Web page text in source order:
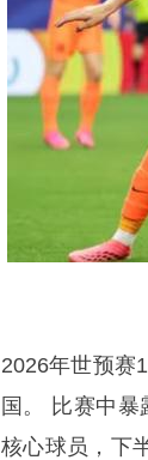
2026年世预赛
国。 比赛中
核心球员，下